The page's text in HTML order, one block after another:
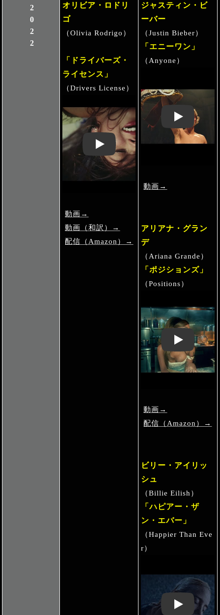
2022
オリビア・ロドリ
ゴ
（Olivia Rodrigo）
「ドライバーズ・
ライセンス」
（Drivers License）
Play: Keynote (Google I/O '18)
動画→
動画（和訳）→
配信（Amazon）→
ジャスティン・ビ
ーバー
（Justin Bieber）
「エニーワン」
（Anyone）
Play: Keynote
動画→
アリアナ・グラン
デ
（Ariana Grande）
「ポジションズ」
（Positions）
Play: Keynote
動画→
配信（Amazon）→
ビリー・アイリッ
シュ
（Billie Eilish）
「ハピアー・ザ
ン・エバー」
（Happier Than Eve
r）
Play: Keynote